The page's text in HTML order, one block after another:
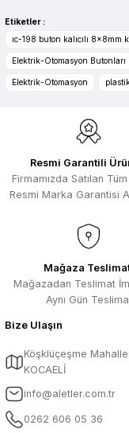
Ürün resmi
Ürün
Ürün bilgilerinde
Bu ürüne benzer
Selim Toprak | 04/08/2026
Zengin ürün çesidi ve belirli
bulunuyor. Özellikle unit
ürünlerin ithalatçısı olması
Selim Toprak | 29/07/2026
Kısa sürede geldi. Ürünler
sarılmıştı. Gayet iyi
Ali Salih Yıldız | 10/07/
Hızlı sipariş ve güvenli
çok teşekkürler ediyorum
F... D... | 06/07/2026
Makine çok iyi herkese
üzerinden 4 ürünnaldım ve
sorunsuz bir şekilde
teşekkürler ediyorum
Etiketler :
ıc-198 buton kalıcılı 8x8mm
Elektrik-Otomasyon Butonları
Elektrik-Otomasyon
Resmi Garantili
Firmamızda Satılan
Resmi Marka Garantisi
Mağaza
Mağazadan Teslimat
Aynı Gün
Bize Ulaşın
Köşklüçeşme
KOCAELİ
info@aletler.com.tr
0262 606 05 36